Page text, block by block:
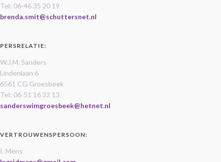
Tel: 06-46 35 20 19
brenda.smit@schuttersnet.nl
PERSRELATIE:
W.J.M. Sanders
Lindenlaan 6
6561 CG Groesbeek
Tel: 06-51 16 32 13
sanderswimgroesbeek@hetnet.nl
VERTROUWENSPERSOON:
I. Mens